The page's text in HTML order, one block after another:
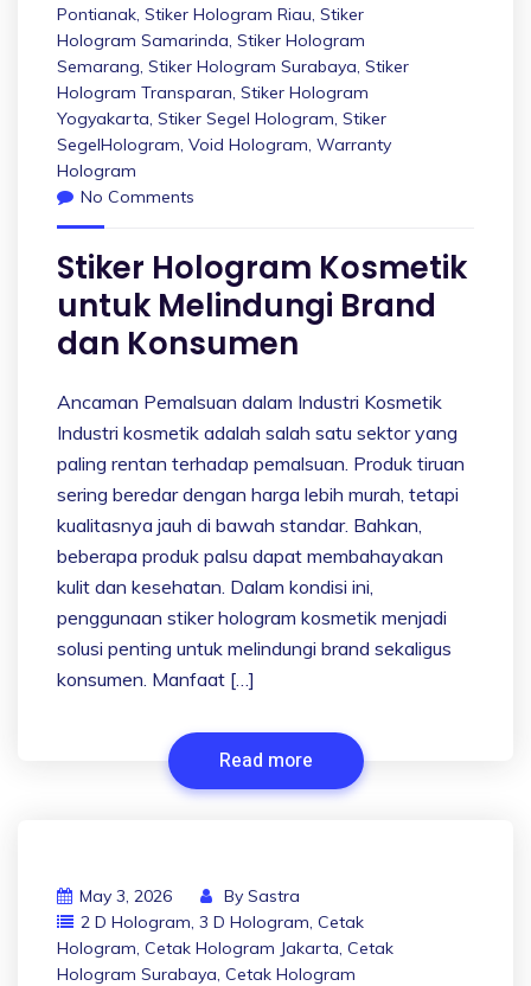
Pontianak, Stiker Hologram Riau, Stiker
Hologram Samarinda, Stiker Hologram
Semarang, Stiker Hologram Surabaya, Stiker
Hologram Transparan, Stiker Hologram
Yogyakarta, Stiker Segel Hologram, Stiker
SegelHologram, Void Hologram, Warranty
Hologram
No Comments
Stiker Hologram Kosmetik
untuk Melindungi Brand
dan Konsumen
Ancaman Pemalsuan dalam Industri Kosmetik
Industri kosmetik adalah salah satu sektor yang
paling rentan terhadap pemalsuan. Produk tiruan
sering beredar dengan harga lebih murah, tetapi
kualitasnya jauh di bawah standar. Bahkan,
beberapa produk palsu dapat membahayakan
kulit dan kesehatan. Dalam kondisi ini,
penggunaan stiker hologram kosmetik menjadi
solusi penting untuk melindungi brand sekaligus
konsumen. Manfaat […]
Read more
May 3, 2026 By Sastra
2 D Hologram, 3 D Hologram, Cetak
Hologram, Cetak Hologram Jakarta, Cetak
Hologram Surabaya, Cetak Hologram